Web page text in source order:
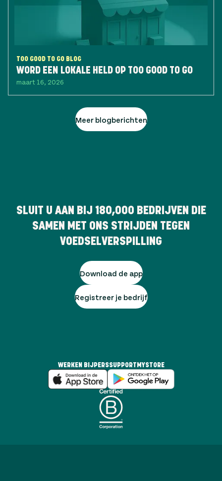
TOO GOOD TO GO BLOG
WORD EEN LOKALE HELD OP TOO GOOD TO GO
maart 16, 2026
Meer blogberichten
SLUIT U AAN BIJ 180,000 BEDRIJVEN DIE
SAMEN MET ONS STRIJDEN TEGEN
VOEDSELVERSPILLING
Download de app
Registreer je bedrijf
WERKEN BIJPERSSUPPORT MYSTORE